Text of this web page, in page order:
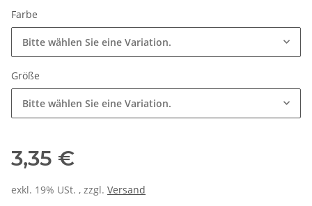
Farbe
Bitte wählen Sie eine Variation.
Größe
Bitte wählen Sie eine Variation.
3,35 €
exkl. 19% USt. , zzgl. Versand